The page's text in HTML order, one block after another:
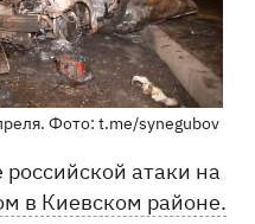
Фото: t.me/synegubov
российской атаки на
в Киевском районе.